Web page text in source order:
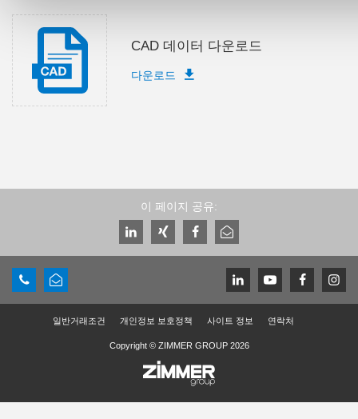
CAD 데이터 다운로드
다운로드
이 페이지 공유:
일반거래조건 개인정보 보호정책 사이트 정보 연락처
Copyright © ZIMMER GROUP 2026